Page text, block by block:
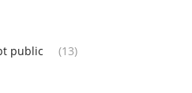
public
(13)